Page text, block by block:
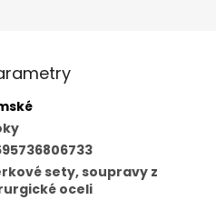
sety, soupravy z
oceli